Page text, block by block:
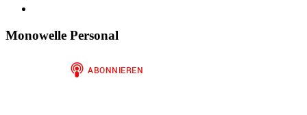
anzeigen
Twitter
auf
Finariel
Monowelle Personal